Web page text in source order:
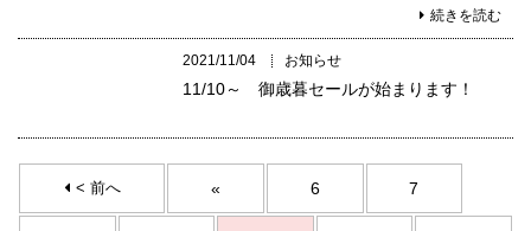
続きを読む
2021/11/04 お知らせ
11/10～ 御歳暮セールが始まります！
< 前へ « 6 7